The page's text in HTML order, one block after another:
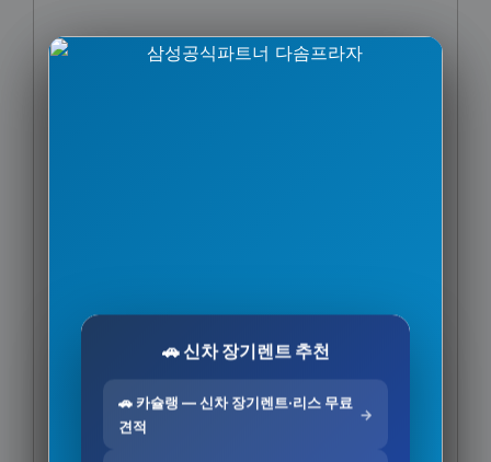
🚗 신차 장기렌트 추천
🚗 카슐랭 — 신차 장기렌트·리스 무료
견적
→